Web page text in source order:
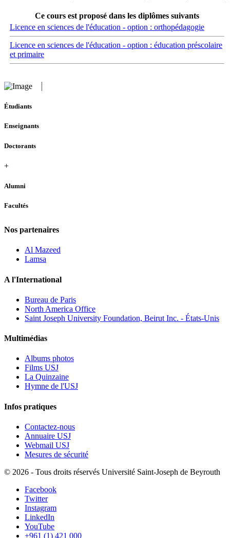
Ce cours est proposé dans les diplômes suivants
Licence en sciences de l'éducation - option : orthopédagogie
Licence en sciences de l'éducation - option : éducation préscolaire
et primaire
Étudiants
Enseignants
Doctorants
+
Alumni
Facultés
Nos partenaires
Al Mazeed
Lamsa
A l'International
Bureau de Paris
North America Office
Saint Joseph University Foundation, Beirut Inc. - États-Unis
Multimédias
Albums photos
Films USJ
La Quinzaine
Hymne de l'USJ
Infos pratiques
Contactez-nous
Annuaire USJ
Webmail USJ
Mesures de sécurité
© 2026 - Tous droits réservés Université Saint-Joseph de Beyrouth
Facebook
Twitter
Instagram
LinkedIn
YouTube
+961 (1) 421 000